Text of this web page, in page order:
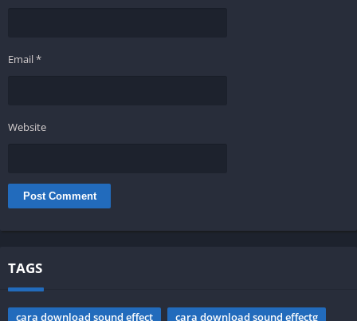
Email*
Website
TAGS
cara download sound effect cara download sound effectg